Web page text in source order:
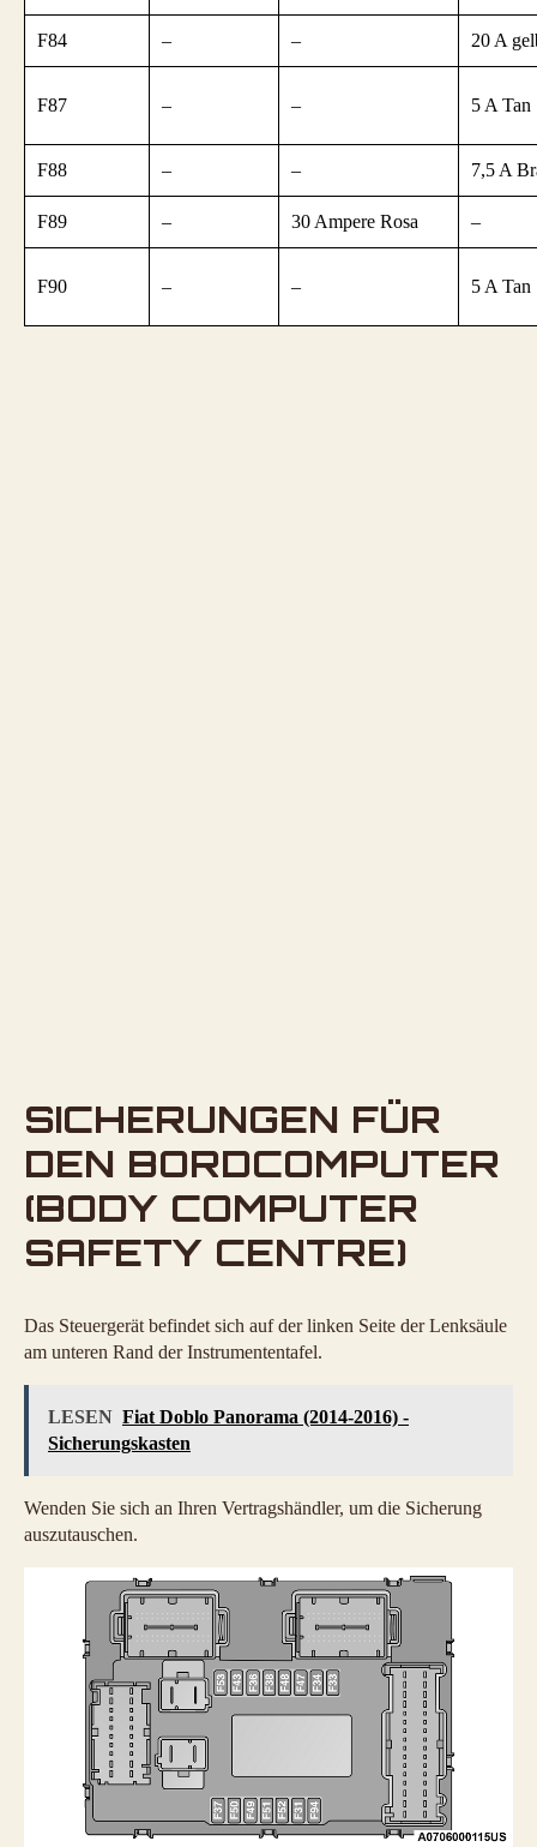
F84 – – 20 A
F87 – – 5 A Tan
F88 – – 7,5 A
F89 – 30 Ampere Rosa –
F90 – – 5 A Tan
SICHERUNGEN FÜR
DEN BORDCOMPUTER
(BODY COMPUTER
SAFETY CENTRE)
Das Steuergerät befindet sich auf der linken Seite der Lenksäule
am unteren Rand der Instrumententafel.
LESEN Fiat Doblo Panorama (2014-2016) -
Sicherungskasten
Wenden Sie sich an Ihren Vertragshändler, um die Sicherung
auszutauschen.